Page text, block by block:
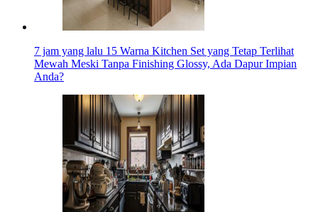
7 jam yang lalu 15 Warna Kitchen Set yang Tetap Terlihat
Mewah Meski Tanpa Finishing Glossy, Ada Dapur Impian
Anda?